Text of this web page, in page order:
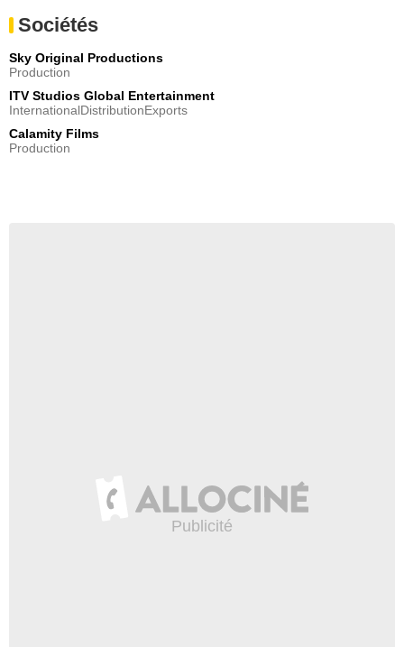
Sociétés
Sky Original Productions
Production
ITV Studios Global Entertainment
InternationalDistributionExports
Calamity Films
Production